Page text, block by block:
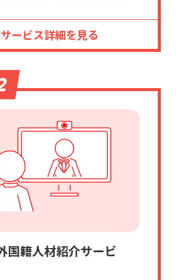
サービス詳細を見る
国籍人材紹介サービ